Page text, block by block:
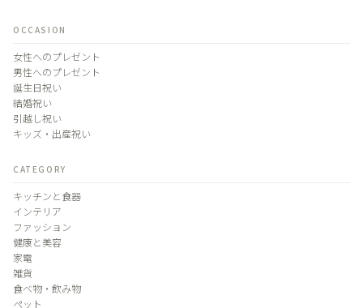
OCCASION
女性へのプレゼント
男性へのプレゼント
誕生日祝い
結婚祝い
引越し祝い
キッズ・出産祝い
CATEGORY
キッチンと食器
インテリア
ファッション
健康と美容
家電
雑貨
食べ物・飲み物
ペット